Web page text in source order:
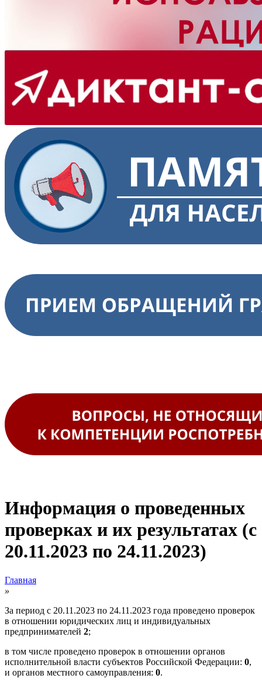
Информация о проведенных
проверках и их результатах (с
20.11.2023 по 24.11.2023)
Главная
»
За период с 20.11.2023 по 24.11.2023 года проведено проверок
в отношении юридических лиц и индивидуальных
предпринимателей 2;
в том числе проведено проверок в отношении органов
исполнительной власти субъектов Российской Федерации: 0,
и органов местного самоуправления: 0.